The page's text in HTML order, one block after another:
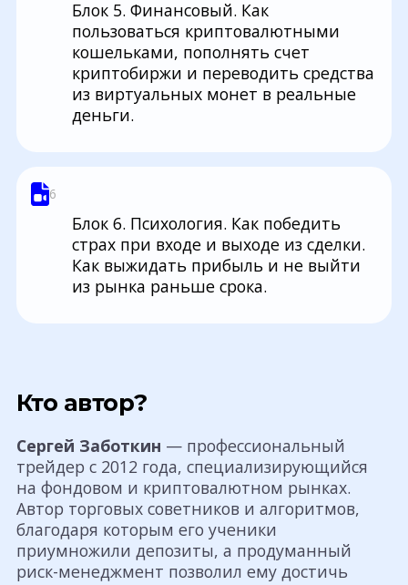
Блок 5. Финансовый. Как
пользоваться криптовалютными
кошельками, пополнять счет
криптобиржи и переводить средства
из виртуальных монет в реальные
деньги.
6
Блок 6. Психология. Как победить
страх при входе и выходе из сделки.
Как выжидать прибыль и не выйти
из рынка раньше срока.
Кто автор?
Сергей Заботкин — профессиональный
трейдер с 2012 года, специализирующийся
на фондовом и криптовалютном рынках.
Автор торговых советников и алгоритмов,
благодаря которым его ученики
приумножили депозиты, а продуманный
риск-менеджмент позволил ему достичь